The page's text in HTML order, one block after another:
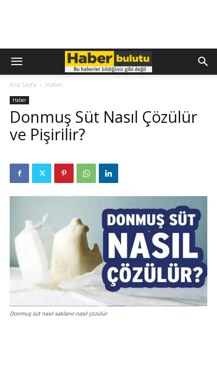
Ana Sayfa Haber
Haber
Donmuş Süt Nasıl Çözülür
ve Pişirilir?
Donmuş süt nasıl saklanır nasıl çözülür